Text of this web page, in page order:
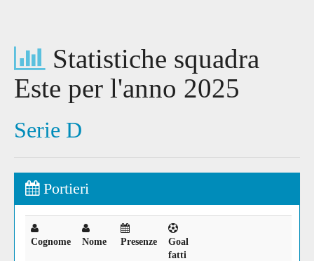
Statistiche squadra
Este per l'anno 2025
Serie D
Portieri
Cognome Nome Presenze
Goal
fatti